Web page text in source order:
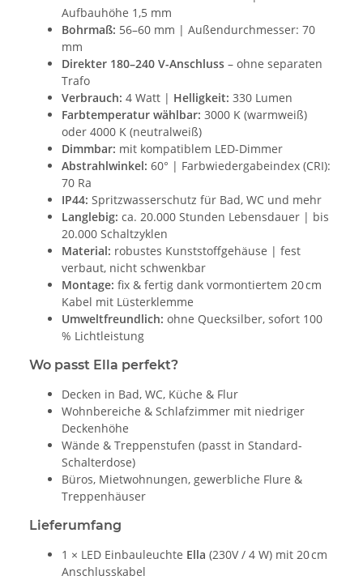
Aufbauhöhe 1,5 mm
Bohrmaß: 56–60 mm | Außendurchmesser: 70
mm
Direkter 180–240 V-Anschluss – ohne separaten
Trafo
Verbrauch: 4 Watt | Helligkeit: 330 Lumen
Farbtemperatur wählbar: 3000 K (warmweiß)
oder 4000 K (neutralweiß)
Dimmbar: mit kompatiblem LED-Dimmer
Abstrahlwinkel: 60° | Farbwiedergabeindex (CRI):
70 Ra
IP44: Spritzwasserschutz für Bad, WC und mehr
Langlebig: ca. 20.000 Stunden Lebensdauer | bis
20.000 Schaltzyklen
Material: robustes Kunststoffgehäuse | fest
verbaut, nicht schwenkbar
Montage: fix & fertig dank vormontiertem 20 cm
Kabel mit Lüsterklemme
Umweltfreundlich: ohne Quecksilber, sofort 100
% Lichtleistung
Wo passt Ella perfekt?
Decken in Bad, WC, Küche & Flur
Wohnbereiche & Schlafzimmer mit niedriger
Deckenhöhe
Wände & Treppenstufen (passt in Standard-
Schalterdose)
Büros, Mietwohnungen, gewerbliche Flure &
Treppenhäuser
Lieferumfang
1 × LED Einbauleuchte Ella (230V / 4 W) mit 20 cm
Anschlusskabel